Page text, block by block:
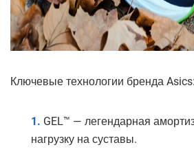
Ключевые технологии бренда Asics:
GEL™ — легендарная
нагрузку на суставы.